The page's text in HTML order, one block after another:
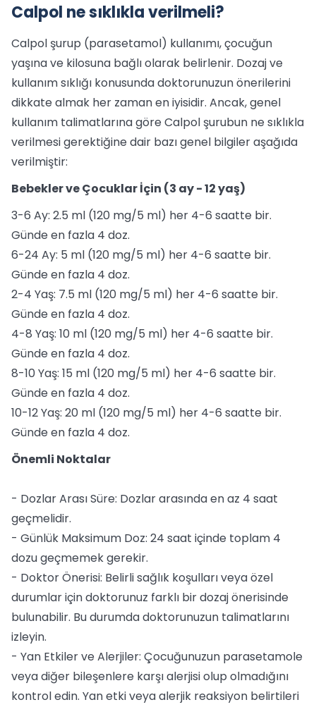
Calpol ne sıklıkla verilmeli?
Calpol şurup (parasetamol) kullanımı, çocuğun
yaşına ve kilosuna bağlı olarak belirlenir. Dozaj ve
kullanım sıklığı konusunda doktorunuzun önerilerini
dikkate almak her zaman en iyisidir. Ancak, genel
kullanım talimatlarına göre Calpol şurubun ne sıklıkla
verilmesi gerektiğine dair bazı genel bilgiler aşağıda
verilmiştir:
Bebekler ve Çocuklar İçin (3 ay - 12 yaş)
3-6 Ay: 2.5 ml (120 mg/5 ml) her 4-6 saatte bir.
Günde en fazla 4 doz.
6-24 Ay: 5 ml (120 mg/5 ml) her 4-6 saatte bir.
Günde en fazla 4 doz.
2-4 Yaş: 7.5 ml (120 mg/5 ml) her 4-6 saatte bir.
Günde en fazla 4 doz.
4-8 Yaş: 10 ml (120 mg/5 ml) her 4-6 saatte bir.
Günde en fazla 4 doz.
8-10 Yaş: 15 ml (120 mg/5 ml) her 4-6 saatte bir.
Günde en fazla 4 doz.
10-12 Yaş: 20 ml (120 mg/5 ml) her 4-6 saatte bir.
Günde en fazla 4 doz.
Önemli Noktalar
- Dozlar Arası Süre: Dozlar arasında en az 4 saat
geçmelidir.
- Günlük Maksimum Doz: 24 saat içinde toplam 4
dozu geçmemek gerekir.
- Doktor Önerisi: Belirli sağlık koşulları veya özel
durumlar için doktorunuz farklı bir dozaj önerisinde
bulunabilir. Bu durumda doktorunuzun talimatlarını
izleyin.
- Yan Etkiler ve Alerjiler: Çocuğunuzun parasetamole
veya diğer bileşenlere karşı alerjisi olup olmadığını
kontrol edin. Yan etki veya alerjik reaksiyon belirtileri